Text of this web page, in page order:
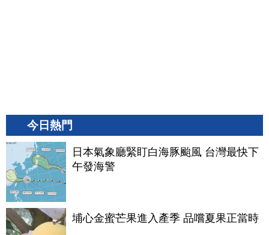
今日熱門
日本氣象廳緊盯白海豚颱風 台灣最快下
午發海警
埔心金蜜芒果進入產季 品嚐夏果正當時